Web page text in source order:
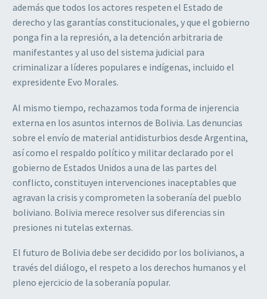
además que todos los actores respeten el Estado de
derecho y las garantías constitucionales, y que el gobierno
ponga fin a la represión, a la detención arbitraria de
manifestantes y al uso del sistema judicial para
criminalizar a líderes populares e indígenas, incluido el
expresidente Evo Morales.
Al mismo tiempo, rechazamos toda forma de injerencia
externa en los asuntos internos de Bolivia. Las denuncias
sobre el envío de material antidisturbios desde Argentina,
así como el respaldo político y militar declarado por el
gobierno de Estados Unidos a una de las partes del
conflicto, constituyen intervenciones inaceptables que
agravan la crisis y comprometen la soberanía del pueblo
boliviano. Bolivia merece resolver sus diferencias sin
presiones ni tutelas externas.
El futuro de Bolivia debe ser decidido por los bolivianos, a
través del diálogo, el respeto a los derechos humanos y el
pleno ejercicio de la soberanía popular.